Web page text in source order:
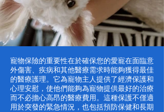
寵物保險的重要性在於確保您的愛寵在面臨意
外傷害、疾病和其他醫療需求時能夠獲得最佳
的醫療護理。它為寵物主人提供了經濟保護和
心理安慰，使他們能夠為寵物提供最好的治療
而不必擔心高昂的醫療費用。這種保護不僅適
用於突發的緊急情況，也包括預防保健和長期